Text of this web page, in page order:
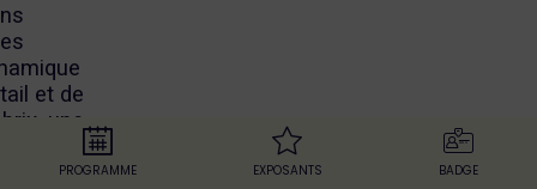
et de
une
PROGRAMME EXPOSANTS BADGE